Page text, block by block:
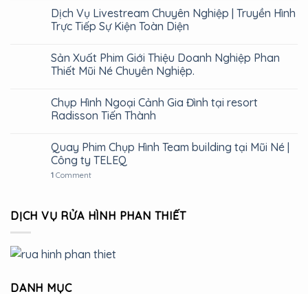
Dịch Vụ Livestream Chuyên Nghiệp | Truyền Hình
Trực Tiếp Sự Kiện Toàn Diện
Sản Xuất Phim Giới Thiệu Doanh Nghiệp Phan
Thiết Mũi Né Chuyên Nghiệp.
Chụp Hình Ngoại Cảnh Gia Đình tại resort
Radisson Tiến Thành
Quay Phim Chụp Hình Team building tại Mũi Né |
Công ty TELEQ
1 Comment
DỊCH VỤ RỬA HÌNH PHAN THIẾT
DANH MỤC